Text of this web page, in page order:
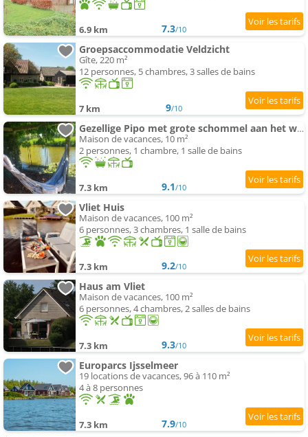
6.9 km 7.3/10
Groepsaccommodatie Veldzicht
Gîte, 220 m²
12 personnes, 5 chambres, 3 salles de bains
7 km 9/10
Gezellige Pipo met grote schommel aan het water en hottub
Maison de vacances, 10 m²
2 personnes, 1 chambre, 1 salle de bains
7.3 km 9.1/10
Vliet Huis
Maison de vacances, 100 m²
6 personnes, 3 chambres, 1 salle de bains
7.3 km 9.2/10
Haus am Vliet
Maison de vacances, 100 m²
6 personnes, 4 chambres, 2 salles de bains
7.3 km 9.3/10
Europarcs Ijsselmeer
19 locations de vacances, 96 à 110 m²
4 à 8 personnes
7.3 km 7.9/10